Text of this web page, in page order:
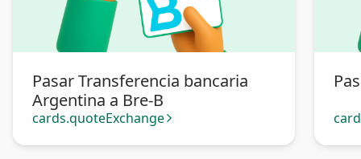
Pasar Transferencia bancaria
Argentina a Bre-B
cards.quoteExchange arrow_forward_ios